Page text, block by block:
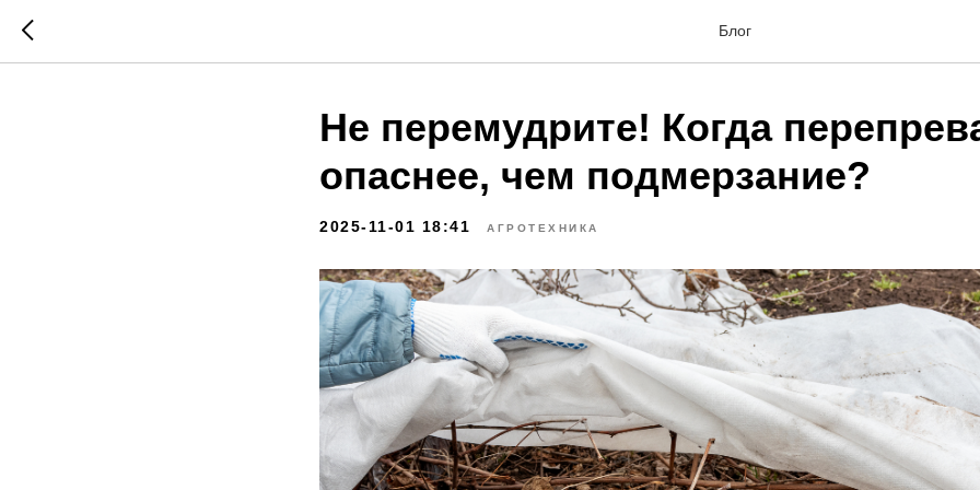
Блог
Не перемудрите! Когда
опаснее, чем подмерзание?
2025-11-01 18:41 АГРОТЕХНИКА